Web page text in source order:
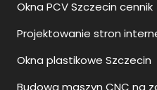
Okna PCV Szczecin cennik
Projektowanie stron
Okna plastikowe Szczecin
Budowa maszyn CNC na